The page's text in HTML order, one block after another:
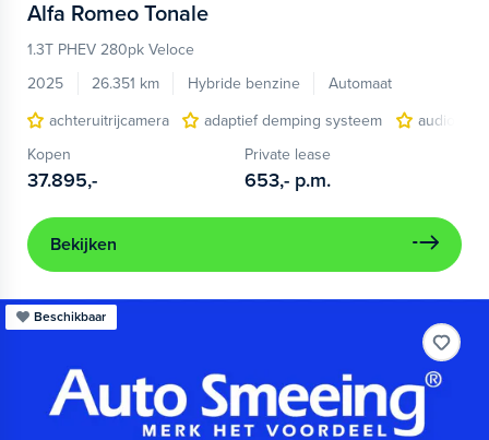
Alfa Romeo Tonale
1.3T PHEV 280pk Veloce
2025
26.351 km Hybride benzine
Automaat
achteruitrijcamera
adaptief demping systeem
audio
Kopen
37.895,-
Private lease
653,- p.m.
Bekijken
Beschikbaar